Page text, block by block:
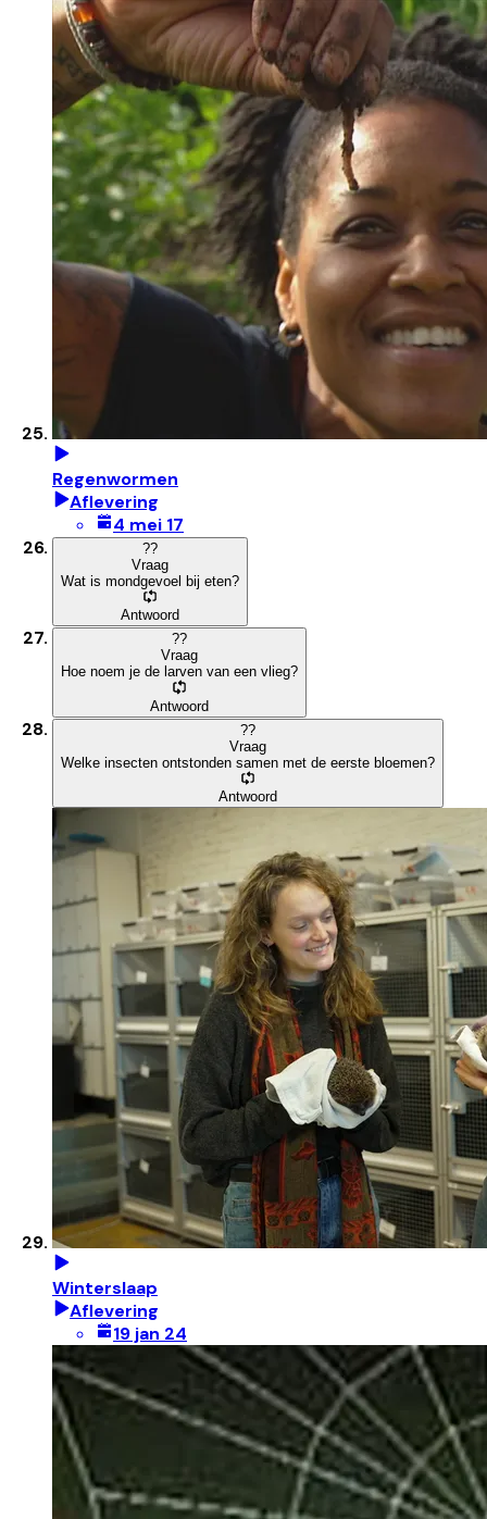
Regenwormen
Aflevering
4 mei 17
??
Vraag
Wat is mondgevoel bij eten?
Antwoord
??
Vraag
Hoe noem je de larven van een vlieg?
Antwoord
??
Vraag
Welke insecten ontstonden samen met de eerste bloemen?
Antwoord
Winterslaap
Aflevering
19 jan 24